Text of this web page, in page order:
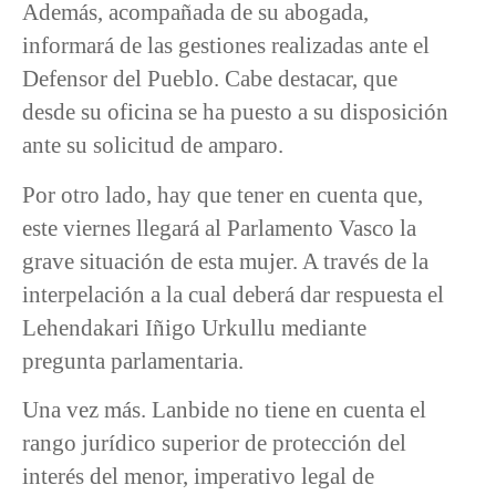
Además, acompañada de su abogada,
informará de las gestiones realizadas ante el
Defensor del Pueblo. Cabe destacar, que
desde su oficina se ha puesto a su disposición
ante su solicitud de amparo.
Por otro lado, hay que tener en cuenta que,
este viernes llegará al Parlamento Vasco la
grave situación de esta mujer. A través de la
interpelación a la cual deberá dar respuesta el
Lehendakari Iñigo Urkullu mediante
pregunta parlamentaria.
Una vez más. Lanbide no tiene en cuenta el
rango jurídico superior de protección del
interés del menor, imperativo legal de